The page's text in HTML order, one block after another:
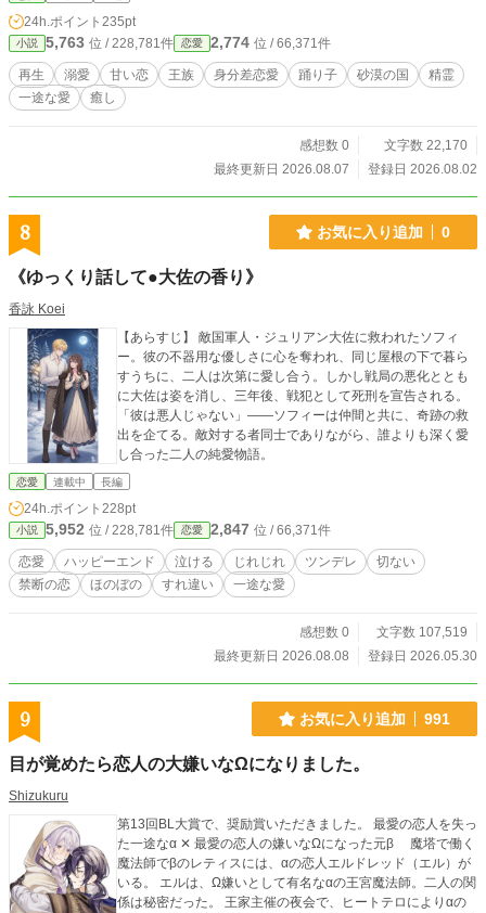
24h.ポイント 235pt
小説 5,763 位 / 228,781件 恋愛 2,774 位 / 66,371件
再生 溺愛 甘い恋 王族 身分差恋愛 踊り子 砂漠の国
精霊
一途な愛
癒し
感想数 0
文字数 22,170
最終更新日 2026.08.07
登録日 2026.08.02
8 お気に入り追加 0
《ゆっくり話して●大佐の香り》
香詠 Koei
【あらすじ】 敵国軍人・ジュリアン大佐に救われたソフィ
ー。彼の不器用な優しさに心を奪われ、同じ屋根の下で暮ら
すうちに、二人は次第に愛し合う。しかし戦局の悪化ととも
に大佐は姿を消し、三年後、戦犯として死刑を宣告される。
「彼は悪人じゃない」――ソフィーは仲間と共に、奇跡の救
出を企てる。敵対する者同士でありながら、誰よりも深く愛
し合った二人の純愛物語。
恋愛 連載中 長編
24h.ポイント 228pt
小説 5,952 位 / 228,781件 恋愛 2,847 位 / 66,371件
恋愛 ハッピーエンド 泣ける じれじれ ツンデレ
切ない
禁断の恋
ほのぼの すれ違い 一途な愛
感想数 0
文字数 107,519
最終更新日 2026.08.08
登録日 2026.05.30
9 お気に入り追加 991
目が覚めたら恋人の大嫌いなΩになりました。
Shizukuru
第13回BL大賞で、奨励賞いただきました。 最愛の恋人を失っ
た一途なα‪ ✕‬‪‪ 最愛の恋人の嫌いなΩになった元β 魔塔で働く
魔法師でβのレティスには、αの恋人エルドレッド（エル）が
いる。 エルは、Ω嫌いとして有名なαの王宮魔法師。二人の関
係は秘密だった。 王家主催の夜会で、ヒートテロによりαの